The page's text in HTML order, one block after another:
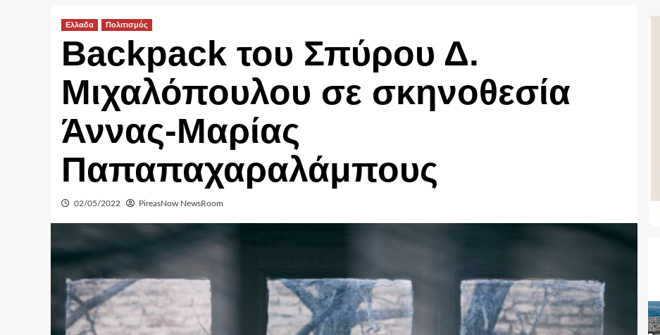
Ελλαδα Πολιτισμός
Backpack του Σπύρου Δ.
Μιχαλόπουλου σε σκηνοθεσία
Άννας-Μαρίας
Παπαπαχαραλάμπους
02/05/2022 PireasNow NewsRoom